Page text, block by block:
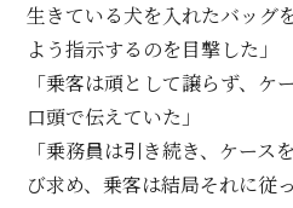
生きている犬を入れたバッグ
よう指示するのを目撃した」
「乗客は頑として譲らず、ケ
口頭で伝えていた」
「乗務員は引き続き、ケー
び求め、乗客は結局それに従っ